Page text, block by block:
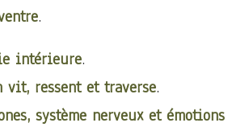
.
intérieure.
vit, ressent et traverse.
système nerveux et émotions